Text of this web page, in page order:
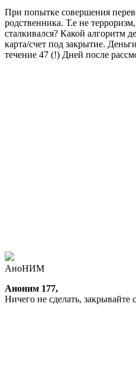
При попытке совершения
родственника. Т.е не
сталкивался? Какой алгоритм
карта/счет под закрытие.
течение 47 (!) Дней после
АноНИМ
Аноним 177,
Ничего не сделать, закрывайте